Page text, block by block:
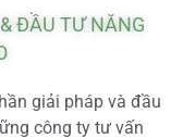
ĐẦU TƯ NĂNG
giải pháp và đầu
công ty tư vấn